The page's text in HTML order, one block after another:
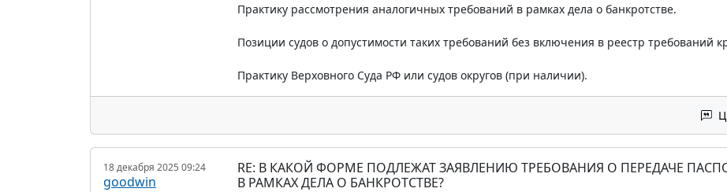
Практику рассмотрения аналогичных требований в рамках дела о банкротстве.
Позиции судов о допустимости таких требований без включения в реестр требований
Практику Верховного Суда РФ или судов округов (при наличии).
18 декабря 2025 09:24
goodwin
RE: В КАКОЙ ФОРМЕ ПОДЛЕЖАТ ЗАЯВЛЕНИЮ ТРЕБОВАНИЯ О ПЕРЕДАЧЕ
В РАМКАХ ДЕЛА О БАНКРОТСТВЕ?